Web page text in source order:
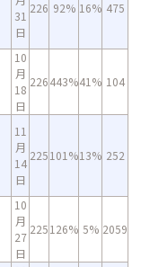
31
日
226 92% 16% 475
10
月
18
日
226443%41% 104
11
月
14
日
225101%13% 252
10
月
27
日
225126% 5% 2059